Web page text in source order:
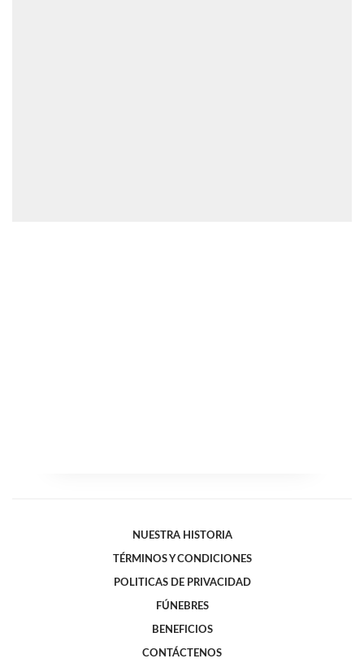
NUESTRA HISTORIA
TÉRMINOS Y CONDICIONES
POLITICAS DE PRIVACIDAD
FÚNEBRES
BENEFICIOS
CONTÁCTENOS